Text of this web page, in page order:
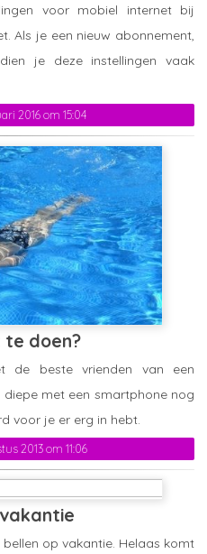
2016 om 15:04
voor mobiel internet bij
Als je een nieuw abonnement,
je deze instellingen vaak
doen?
2013 om 11:06
de beste vrienden van een
met een smartphone nog
voor je er erg in hebt.
op vakantie. Helaas komt